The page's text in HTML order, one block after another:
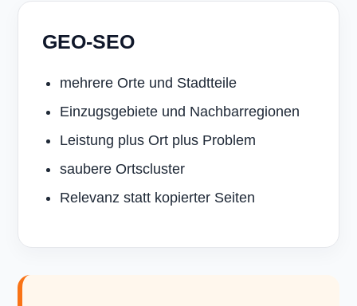
GEO-SEO
mehrere Orte und Stadtteile
Einzugsgebiete und Nachbarregionen
Leistung plus Ort plus Problem
saubere Ortscluster
Relevanz statt kopierter Seiten